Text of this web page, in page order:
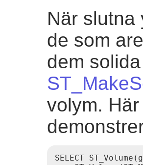
När slutna
de som
dem
volym.
SELECT